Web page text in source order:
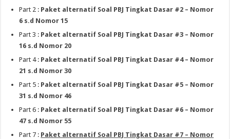
Part 2 : Paket alternatif Soal PBJ Tingkat Dasar #2 – Nomor
6 s.d Nomor 15
Part 3 : Paket alternatif Soal PBJ Tingkat Dasar #3 – Nomor
16 s.d Nomor 20
Part 4 : Paket alternatif Soal PBJ Tingkat Dasar #4 – Nomor
21 s.d Nomor 30
Part 5 : Paket alternatif Soal PBJ Tingkat Dasar #5 – Nomor
31 s.d Nomor 46
Part 6 : Paket alternatif Soal PBJ Tingkat Dasar #6 – Nomor
47 s.d Nomor 55
Part 7 : Paket alternatif Soal PBJ Tingkat Dasar #7 – Nomor